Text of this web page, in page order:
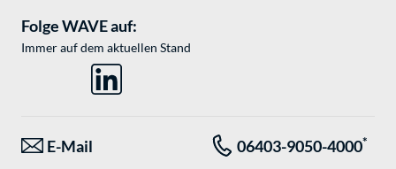
Folge WAVE auf:
Immer auf dem aktuellen Stand
E-Mail 06403-9050-4000*